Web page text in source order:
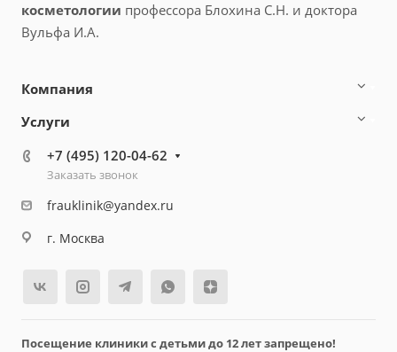
косметологии профессора Блохина С.Н. и доктора
Вульфа И.А.
Компания
Услуги
+7 (495) 120-04-62
Заказать звонок
frauklinik@yandex.ru
г. Москва
Посещение клиники с детьми до 12 лет запрещено!